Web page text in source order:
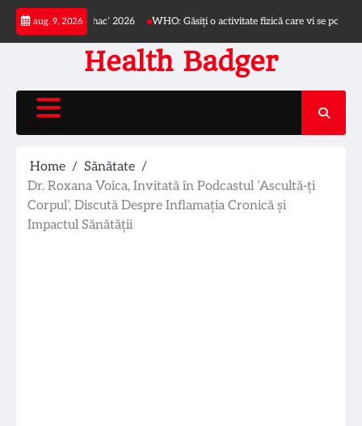
Skip
content
aug. 9, 2026
Iacob Czihac’ 2026 WHO: Găsiți o activitate fizică care vi se potrivește
Health Badger
Home
Sănătate
Dr. Roxana Voica, Invitată în Podcastul ‘Ascultă-ți
Corpul’, Discută Despre Inflamația Cronică și
Impactul Sănătății